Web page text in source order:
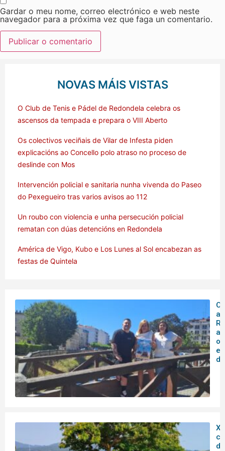
Gardar o meu nome, correo electrónico e web neste
navegador para a próxima vez que faga un comentario.
NOVAS MÁIS VISTAS
O Club de Tenis e Pádel de Redondela celebra os
ascensos da tempada e prepara o VIII Aberto
Os colectivos veciñais de Vilar de Infesta piden
explicacións ao Concello polo atraso no proceso de
deslinde con Mos
Intervención policial e sanitaria nunha vivenda do Paseo
do Pexegueiro tras varios avisos ao 112
Un roubo con violencia e unha persecución policial
rematan con dúas detencións en Redondela
América de Vigo, Kubo e Los Lunes al Sol encabezan as
festas de Quintela
O
o